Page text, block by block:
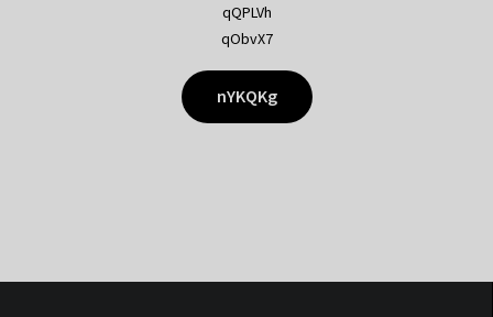
qQPLVh
qObvX7
nYKQKg